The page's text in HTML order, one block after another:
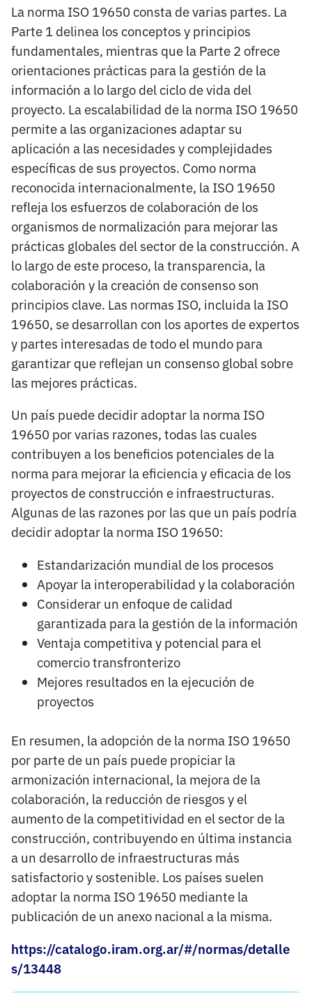
La norma ISO 19650 consta de varias partes. La
Parte 1 delinea los conceptos y principios
fundamentales, mientras que la Parte 2 ofrece
orientaciones prácticas para la gestión de la
información a lo largo del ciclo de vida del
proyecto. La escalabilidad de la norma ISO 19650
permite a las organizaciones adaptar su
aplicación a las necesidades y complejidades
específicas de sus proyectos. Como norma
reconocida internacionalmente, la ISO 19650
refleja los esfuerzos de colaboración de los
organismos de normalización para mejorar las
prácticas globales del sector de la construcción. A
lo largo de este proceso, la transparencia, la
colaboración y la creación de consenso son
principios clave. Las normas ISO, incluida la ISO
19650, se desarrollan con los aportes de expertos
y partes interesadas de todo el mundo para
garantizar que reflejan un consenso global sobre
las mejores prácticas.
Un país puede decidir adoptar la norma ISO
19650 por varias razones, todas las cuales
contribuyen a los beneficios potenciales de la
norma para mejorar la eficiencia y eficacia de los
proyectos de construcción e infraestructuras.
Algunas de las razones por las que un país podría
decidir adoptar la norma ISO 19650:
Estandarización mundial de los procesos
Apoyar la interoperabilidad y la colaboración
Considerar un enfoque de calidad
garantizada para la gestión de la información
Ventaja competitiva y potencial para el
comercio transfronterizo
Mejores resultados en la ejecución de
proyectos
En resumen, la adopción de la norma ISO 19650
por parte de un país puede propiciar la
armonización internacional, la mejora de la
colaboración, la reducción de riesgos y el
aumento de la competitividad en el sector de la
construcción, contribuyendo en última instancia
a un desarrollo de infraestructuras más
satisfactorio y sostenible. Los países suelen
adoptar la norma ISO 19650 mediante la
publicación de un anexo nacional a la misma.
https://catalogo.iram.org.ar/#/normas/detalle
s/13448